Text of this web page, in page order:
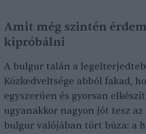
Amit még szintén
kipróbálni
A bulgur talán a
Közkedveltsége abból fakad,
egyszerűen és gyorsan
ugyanakkor nagyon jót tesz az
bulgur valójában tört búza: a